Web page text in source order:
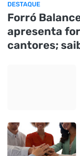
DESTAQUE
Forró
apresenta
cantores;